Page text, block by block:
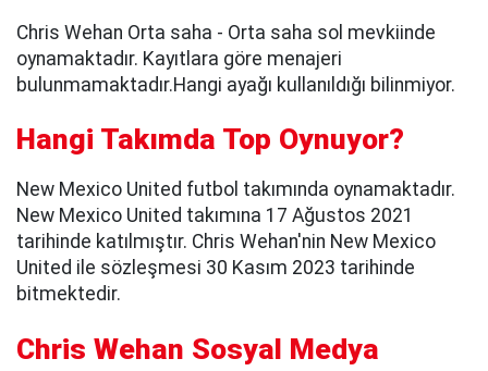
Chris Wehan Orta saha - Orta saha sol mevkiinde
oynamaktadır. Kayıtlara göre menajeri
bulunmamaktadır.Hangi ayağı kullanıldığı bilinmiyor.
Hangi Takımda Top Oynuyor?
New Mexico United futbol takımında oynamaktadır.
New Mexico United takımına 17 Ağustos 2021
tarihinde katılmıştır. Chris Wehan'nin New Mexico
United ile sözleşmesi 30 Kasım 2023 tarihinde
bitmektedir.
Chris Wehan Sosyal Medya